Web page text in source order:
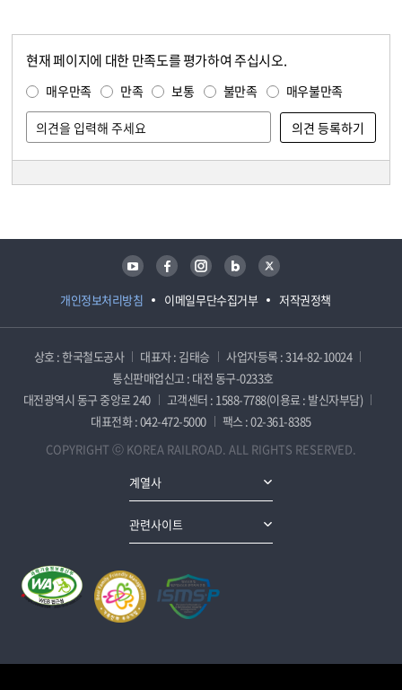
현재 페이지에 대한 만족도를 평가하여 주십시오.
매우만족 만족 보통 불만족 매우불만족
개인정보처리방침 이메일무단수집거부 저작권정책
유튜브 페이스북 인스타그램 블로그 트위터
상호 : 한국철도공사 대표자 : 김태승
사업자등록 : 314-82-10024
통신판매업신고 : 대전 동구-0233호
대전광역시 동구 중앙로 240
고객센터 : 1588-7788(이용료 : 발신자부담)
대표전화 : 042-472-5000
팩스 : 02-361-8385
COPYRIGHT ⓒ KOREA RAILROAD. ALL RIGHTS RESERVED.
계열사
관련사이트